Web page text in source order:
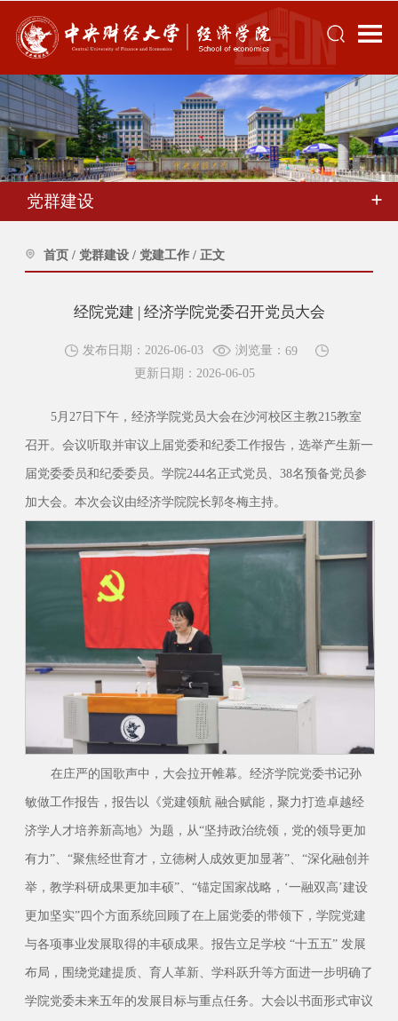
党群建设
首页 / 党群建设 / 党建工作 / 正文
经院党建 | 经济学院党委召开党员大会
发布日期：2026-06-03 浏览量：69
更新日期：2026-06-05
5月27日下午，经济学院党员大会在沙河校区主教215教室
召开。会议听取并审议上届党委和纪委工作报告，选举产生新一
届党委委员和纪委委员。学院244名正式党员、38名预备党员参
加大会。本次会议由经济学院院长郭冬梅主持。
在庄严的国歌声中，大会拉开帷幕。经济学院党委书记孙
敏做工作报告，报告以《党建领航 融合赋能，聚力打造卓越经
济学人才培养新高地》为题，从“坚持政治统领，党的领导更加
有力”、“聚焦经世育才，立德树人成效更加显著”、“深化融创并
举，教学科研成果更加丰硕”、“锚定国家战略，‘一融双高’建设
更加坚实”四个方面系统回顾了在上届党委的带领下，学院党建
与各项事业发展取得的丰硕成果。报告立足学校 “十五五” 发展
布局，围绕党建提质、育人革新、学科跃升等方面进一步明确了
学院党委未来五年的发展目标与重点任务。大会以书面形式审议